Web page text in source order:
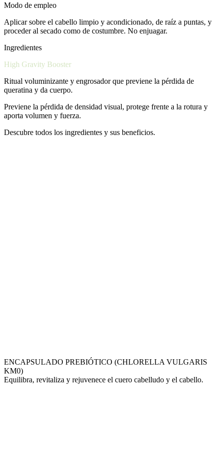
Modo de empleo
Aplicar sobre el cabello limpio y acondicionado, de raíz a puntas, y
proceder al secado como de costumbre. No enjuagar.
Ingredientes
High Gravity Booster
Ritual voluminizante y engrosador que previene la pérdida de
queratina y da cuerpo.
Previene la pérdida de densidad visual, protege frente a la rotura y
aporta volumen y fuerza.
Descubre todos los ingredientes y sus beneficios.
ENCAPSULADO PREBIÓTICO (CHLORELLA VULGARIS
KM0)
Equilibra, revitaliza y rejuvenece el cuero cabelludo y el cabello.